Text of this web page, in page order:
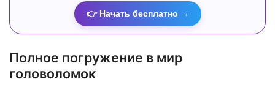
👉 Начать бесплатно →
Полное погружение в мир
головоломок